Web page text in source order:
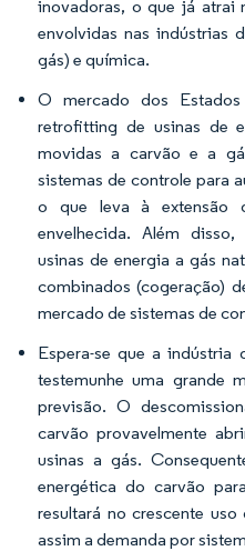
inovadoras, o que já atrai
envolvidas nas indústrias
gás) e química.
O mercado dos
retrofitting de usinas de
movidas a carvão e a
sistemas de controle para
o que leva à extensão
envelhecida. Além
usinas de energia a gás
combinados (cogeração)
mercado de sistemas de
Espera-se que a indústria
testemunhe uma grande
previsão. O
carvão provavelmente
usinas a gás.
energética do carvão
resultará no crescente
assim a demanda por